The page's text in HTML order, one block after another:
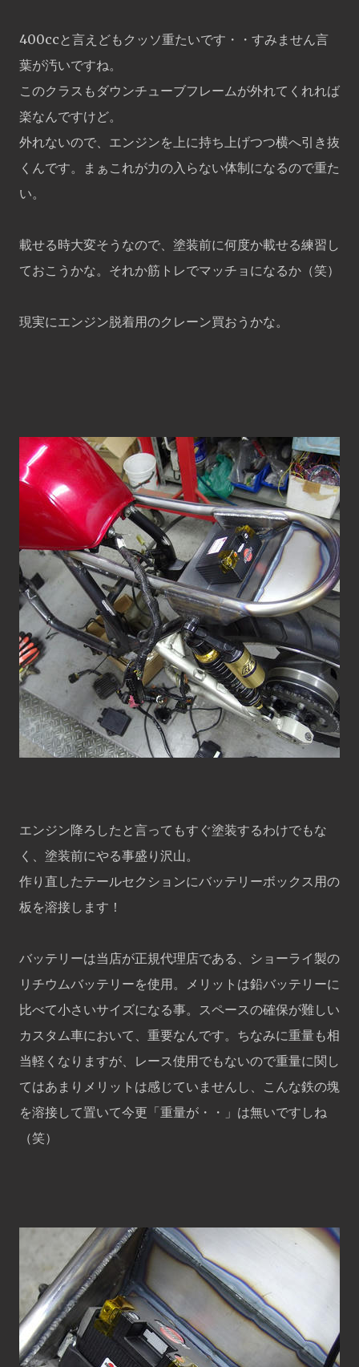
400ccと言えどもクッソ重たいです・・すみません言
葉が汚いですね。
このクラスもダウンチューブフレームが外れてくれれば
楽なんですけど。
外れないので、エンジンを上に持ち上げつつ横へ引き抜
くんです。まぁこれが力の入らない体制になるので重た
い。
載せる時大変そうなので、塗装前に何度か載せる練習し
ておこうかな。それか筋トレでマッチョになるか（笑）
現実にエンジン脱着用のクレーン買おうかな。
エンジン降ろしたと言ってもすぐ塗装するわけでもな
く、塗装前にやる事盛り沢山。
作り直したテールセクションにバッテリーボックス用の
板を溶接します！
バッテリーは当店が正規代理店である、ショーライ製の
リチウムバッテリーを使用。メリットは鉛バッテリーに
比べて小さいサイズになる事。スペースの確保が難しい
カスタム車において、重要なんです。ちなみに重量も相
当軽くなりますが、レース使用でもないので重量に関し
てはあまりメリットは感じていませんし、こんな鉄の塊
を溶接して置いて今更「重量が・・」は無いですしね
（笑）